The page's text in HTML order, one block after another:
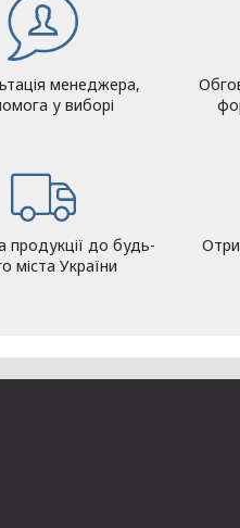
менеджера,
у виборі
продукції до будь-
міста України